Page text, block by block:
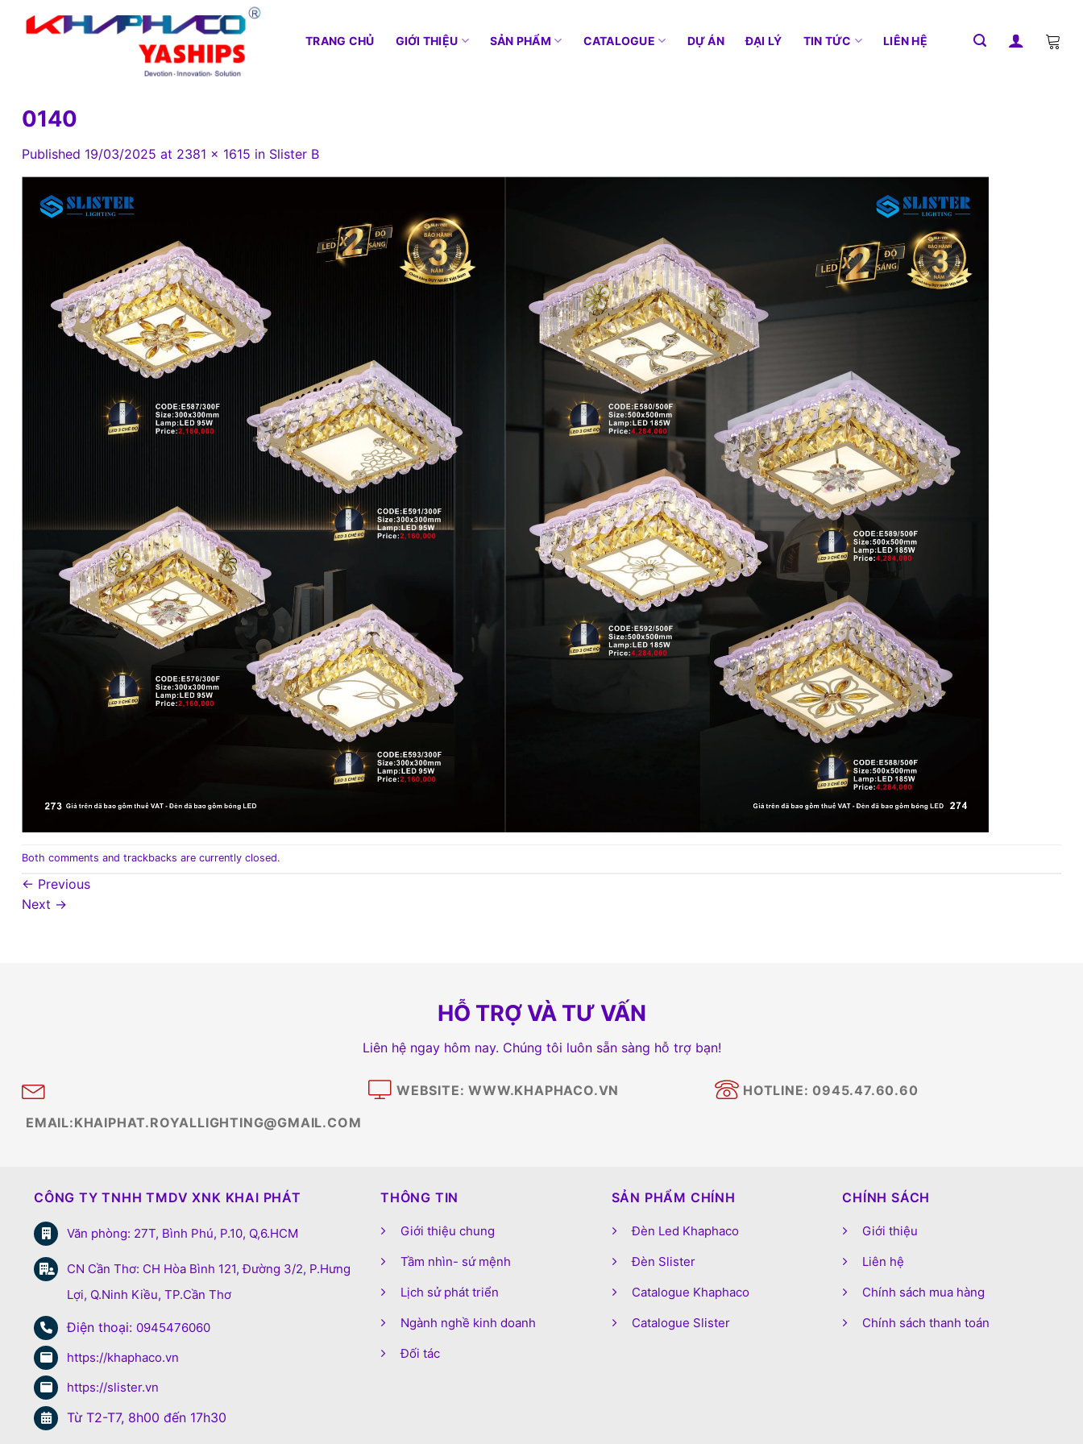
TRANG CHỦ GIỚI THIỆU SẢN PHẨM CATALOGUE DỰ ÁN ĐẠI LÝ TIN TỨC LIÊN HỆ
0140
Published 19/03/2025 at 2381 × 1615 in Slister B
Both comments and trackbacks are currently closed.
← Previous
Next →
HỖ TRỢ VÀ TƯ VẤN
Liên hệ ngay hôm nay. Chúng tôi luôn sẵn sàng hỗ trợ bạn!
EMAIL:KHAIPHAT.ROYALLIGHTING@GMAIL.COM
WEBSITE: WWW.KHAPHACO.VN HOTLINE: 0945.47.60.60
CÔNG TY TNHH TMDV XNK KHAI PHÁT
Văn phòng: 27T, Bình Phú, P.10, Q,6.HCM
CN Cần Thơ: CH Hòa Bình 121, Đường 3/2, P.Hưng
Lợi, Q.Ninh Kiều, TP.Cần Thơ
Điện thoại: 0945476060
https://khaphaco.vn
https://slister.vn
Từ T2-T7, 8h00 đến 17h30
THÔNG TIN
Giới thiệu chung
Tầm nhìn- sứ mệnh
Lịch sử phát triển
Ngành nghề kinh doanh
Đối tác
SẢN PHẨM CHÍNH
Đèn Led Khaphaco
Đèn Slister
Catalogue Khaphaco
Catalogue Slister
CHÍNH SÁCH
Giới thiệu
Liên hệ
Chính sách mua hàng
Chính sách thanh toán